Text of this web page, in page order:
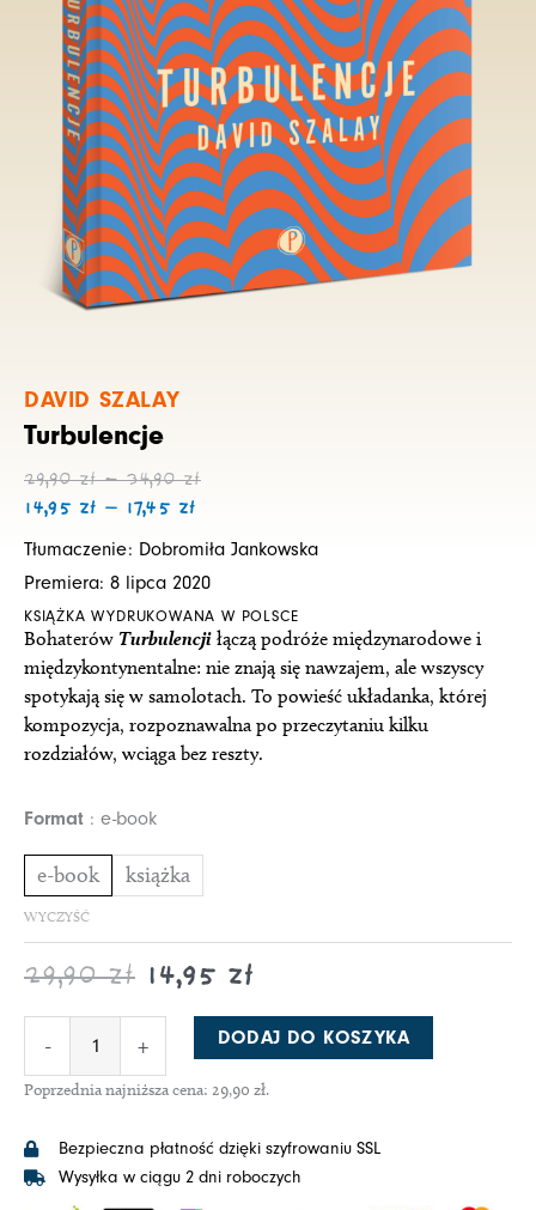
DAVID SZALAY
Turbulencje
29,90zł – 34,90złZakres
do
34,90 zł
14,95 zł – 17,45 zł
Zakres
do
17,45 zł
Tłumaczenie: Dobromiła Jankowska
Premiera: 8 lipca 2020
KSIĄŻKA WYDRUKOWANA W POLSCE
Bohaterów Turbulencji łączą podróże międzynarodowe i
międzykontynentalne: nie znają się nawzajem, ale wszyscy
spotykają się w samolotach. To powieść układanka, której
kompozycja, rozpoznawalna po przeczytaniu kilku
rozdziałów, wciąga bez reszty.
Format e-book
e-book książka
WYCZYŚĆ
29,90zł 14,95 zł
- + DODAJ DO KOSZYKA
Poprzednia najniższa cena: 29,90 zł.
Bezpieczna płatność dzięki szyfrowaniu SSL
Wysyłka w ciągu 2 dni roboczych